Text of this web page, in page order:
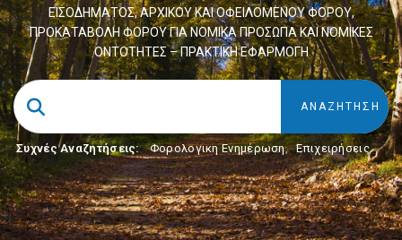
ΕΙΣΟΔΗΜΑΤΟΣ, ΑΡΧΙΚΟΥ ΚΑΙ ΟΦΕΙΛΟΜΕΝΟΥ ΦΟΡΟΥ,
ΠΡΟΚΑΤΑΒΟΛΗ ΦΟΡΟΥ ΓΙΑ ΝΟΜΙΚΑ ΠΡΟΣΩΠΑ ΚΑΙ ΝΟΜΙΚΕΣ
ΟΝΤΟΤΗΤΕΣ – ΠΡΑΚΤΙΚΗ ΕΦΑΡΜΟΓΗ
Συχνές Αναζητήσεις: Φορολογικη Ενημέρωση, Επιχειρήσεις